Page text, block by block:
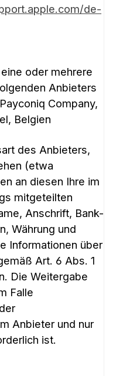
de-
oder mehrere
Anbieters
Company,
Belgien
des Anbieters,
(etwa
an diesen Ihre im
mitgeteilten
Anschrift, Bank-
Währung und
Informationen über
Art. 6 Abs. 1
Die Weitergabe
Falle
Anbieter und nur
ist.